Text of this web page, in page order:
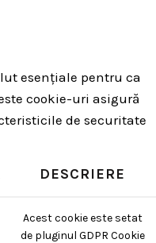
esențiale pentru ca
cookie-uri asigură
de securitate
DESCRIERE
Acest cookie este setat
de pluginul GDPR Cookie